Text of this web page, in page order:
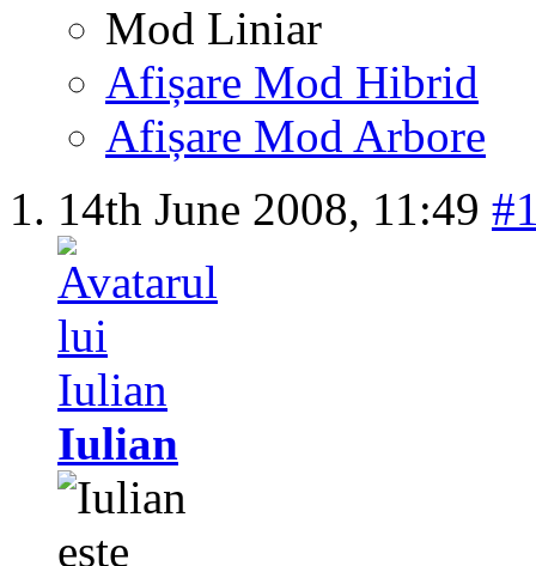
Mod Liniar
Afișare Mod Hibrid
Afișare Mod Arbore
14th June 2008, 11:49
Iulian